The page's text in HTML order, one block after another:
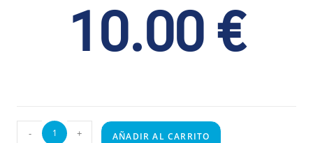
10.00 €
- + AÑADIR AL CARRITO